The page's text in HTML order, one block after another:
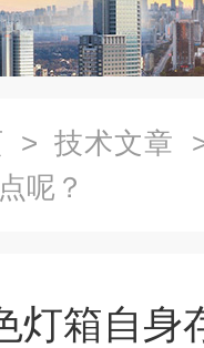
> 技术文章
呢？
灯箱自身